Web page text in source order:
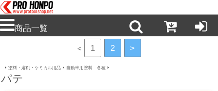
商
品・
商品一覧
< 1 2 >
塗料・溶剤・ケミカル用品 自動車用塗料 各種
パテ